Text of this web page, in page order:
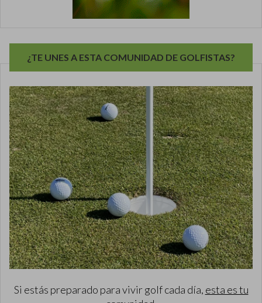
¿TE UNES A ESTA COMUNIDAD DE GOLFISTAS?
Si estás preparado para vivir golf cada día, esta es tu